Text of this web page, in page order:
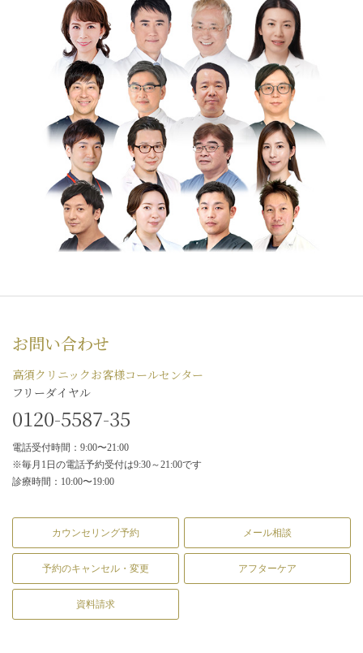
お問い合わせ
高須クリニックお客様コールセンター
フリーダイヤル
0120-5587-35
電話受付時間：9:00〜21:00
※毎月1日の電話予約受付は9:30～21:00です
診療時間：10:00〜19:00
カウンセリング予約 メール相談
予約のキャンセル・変更 アフターケア
資料請求